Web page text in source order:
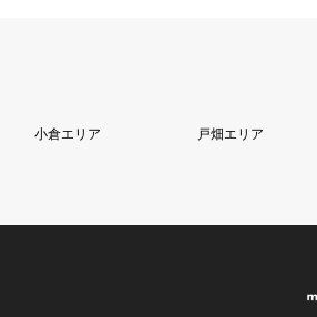
小倉エリア
戸畑エリア